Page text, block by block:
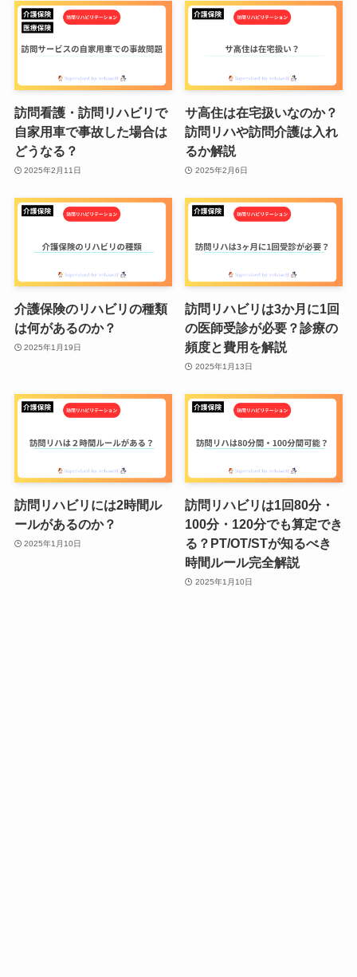
訪問看護・訪問リハビリで
自家用車で事故した場合は
どうなる？
2025年2月11日
サ高住は在宅扱いなのか？
訪問リハや訪問介護は入れ
るか解説
2025年2月6日
介護保険のリハビリの種類
は何があるのか？
2025年1月19日
訪問リハビリは3か月に1回
の医師受診が必要？診療の
頻度と費用を解説
2025年1月13日
訪問リハビリには2時間ル
ールがあるのか？
2025年1月10日
訪問リハビリは1回80分・
100分・120分でも算定でき
る？PT/OT/STが知るべき
時間ルール完全解説
2025年1月10日